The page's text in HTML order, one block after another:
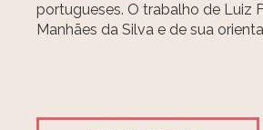
portugueses. O trabalho de Luiz
Manhães da Silva e de sua